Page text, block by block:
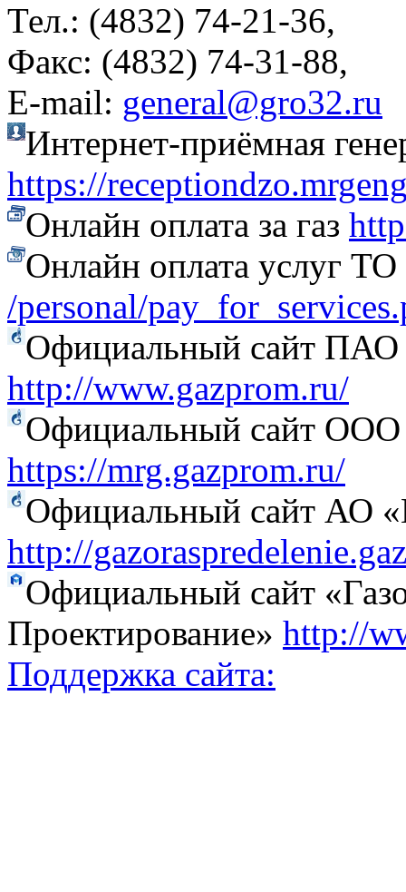
Тел.: (4832) 74-21-36,
Факс: (4832) 74-31-88,
Е-mail: general@gro32.ru
Интернет-приёмная
https://
Онлайн оплата за газ
Онлайн оплата услуг
/personal/
Официальный сайт ПАО
http://www.gazprom.ru/
Официальный сайт ООО
https://mrg.gazprom.ru/
Официальный сайт АО
http://
Официальный сайт
Проектирование» http://
Поддержка сайта: